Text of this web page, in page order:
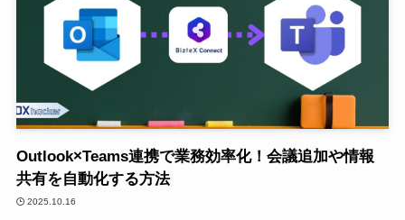
Outlook×Teams連携で業務効率化！会議追加や情報
共有を自動化する方法
2025.10.16